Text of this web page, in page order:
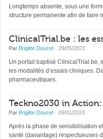
Longtemps absente, sous une
structure permanente afin de faire
ClinicalTrial.be : les
Par Brigitte Doucet · 29/05/2023
Un portail baptisé ClinicalTrial.be,
les modalités d’essais cliniques.
pharmaceutiques.
Teckno2030 in
Par Brigitte Doucet · 09/01/2023
Après la phase de sensibilisation
santé (davantage) respectueuses